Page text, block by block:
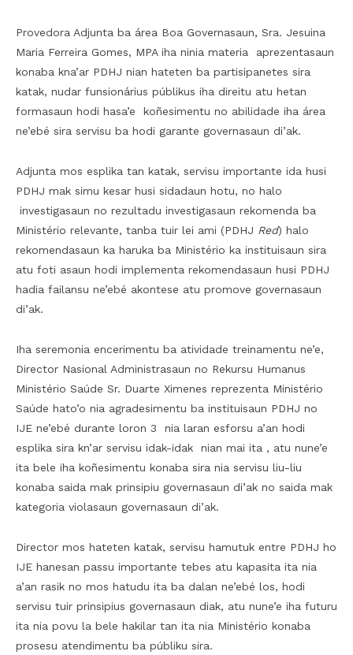
Provedora Adjunta ba área Boa Governasaun, Sra. Jesuina
Maria Ferreira Gomes, MPA iha ninia materia aprezentasaun
konaba kna’ar PDHJ nian hateten ba partisipanetes sira
katak, nudar funsionárius públikus iha direitu atu hetan
formasaun hodi hasa’e koñesimentu no abilidade iha área
ne’ebé sira servisu ba hodi garante governasaun di’ak.
Adjunta mos esplika tan katak, servisu importante ida husi
PDHJ mak simu kesar husi sidadaun hotu, no halo
investigasaun no rezultadu investigasaun rekomenda ba
Ministério relevante, tanba tuir lei ami (PDHJ Red) halo
rekomendasaun ka haruka ba Ministério ka instituisaun sira
atu foti asaun hodi implementa rekomendasaun husi PDHJ
hadia failansu ne’ebé akontese atu promove governasaun
di’ak.
Iha seremonia encerimentu ba atividade treinamentu ne’e,
Director Nasional Administrasaun no Rekursu Humanus
Ministério Saúde Sr. Duarte Ximenes reprezenta Ministério
Saúde hato’o nia agradesimentu ba instituisaun PDHJ no
IJE ne’ebé durante loron 3 nia laran esforsu a’an hodi
esplika sira kn’ar servisu idak-idak nian mai ita , atu nune’e
ita bele iha koñesimentu konaba sira nia servisu liu-liu
konaba saida mak prinsipiu governasaun di’ak no saida mak
kategoria violasaun governasaun di’ak.
Director mos hateten katak, servisu hamutuk entre PDHJ ho
IJE hanesan passu importante tebes atu kapasita ita nia
a’an rasik no mos hatudu ita ba dalan ne’ebé los, hodi
servisu tuir prinsipius governasaun diak, atu nune’e iha futuru
ita nia povu la bele hakilar tan ita nia Ministério konaba
prosesu atendimentu ba públiku sira.